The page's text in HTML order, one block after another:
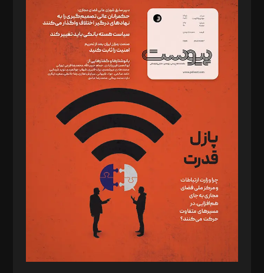
سردبیر: مهرک محمودی
دبیر تحریریه: میثم قاسمی
د‌بیر ناداستان: سمانه سمیع
د‌بیر خدمت و تجارت: ابوالفضل رجبی
د‌بیر حقوق فناوری: حسام‌الدین ایپکچی
د‌بیر پیوست جهان: مینا پاکدل
د‌بیر تحریریه آنلاین: بابک نقاش
تحریریه‌: مجتبی محمود‌ی، آرش برهمند، یسنا امان‌پور، سروش کرمیان،
مصطفی مسجدی آرانی، ابوالفضل رجبی، زهرا فکرانه، فائزه فتحی
رستمی،مصطفی باستان
ویرایش: نگار استاد‌‌آقا
طراح یونیفرم: مجید توکلی
فیلمبرداری و عکاسی: امیر شفیعی، مانی لطفی زاده
گرافیک و صفحه‌آرایی: سید‌سبحان‌علی ثابت
مد‌یر توسعه تجاری: کامبیز برید‌
امور مالی: شاپور رهبری، محمد‌ کاظمی‌نیا